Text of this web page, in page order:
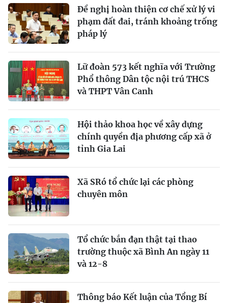
Đề nghị hoàn thiện cơ chế xử lý vi
phạm đất đai, tránh khoảng trống
pháp lý
Lữ đoàn 573 kết nghĩa với Trường
Phổ thông Dân tộc nội trú THCS
và THPT Vân Canh
Hội thảo khoa học về xây dựng
chính quyền địa phương cấp xã ở
tỉnh Gia Lai
Xã SRó tổ chức lại các phòng
chuyên môn
Tổ chức bắn đạn thật tại thao
trường thuộc xã Bình An ngày 11
và 12-8
Thông báo Kết luận của Tổng Bí